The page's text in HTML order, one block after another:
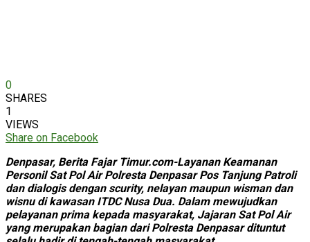
0
SHARES
1
VIEWS
Share on Facebook
Denpasar, Berita Fajar Timur.com-Layanan Keamanan
Personil Sat Pol Air Polresta Denpasar Pos Tanjung Patroli
dan dialogis dengan scurity, nelayan maupun wisman dan
wisnu di kawasan ITDC Nusa Dua. Dalam mewujudkan
pelayanan prima kepada masyarakat, Jajaran Sat Pol Air
yang merupakan bagian dari Polresta Denpasar dituntut